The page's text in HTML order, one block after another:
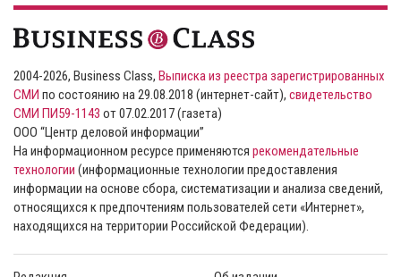
2004-2026, Business Class, Выписка из реестра зарегистрированных
СМИ по состоянию на 29.08.2018 (интернет-сайт), свидетельство
СМИ ПИ59-1143 от 07.02.2017 (газета)
ООО “Центр деловой информации”
На информационном ресурсе применяются рекомендательные
технологии (информационные технологии предоставления
информации на основе сбора, систематизации и анализа сведений,
относящихся к предпочтениям пользователей сети «Интернет»,
находящихся на территории Российской Федерации).